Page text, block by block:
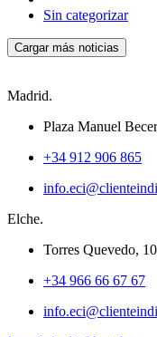
Sin categorizar
Cargar más noticias
Madrid.
Plaza Manuel
+34 912 906 865
Elche.
Torres Quevedo,
+34 966 66 67 67